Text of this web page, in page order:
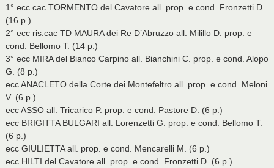
1° ecc cac TORMENTO del Cavatore all. prop. e cond. Fronzetti D.
(16 p.)
2° ecc ris.cac TD MAURA dei Re D’Abruzzo all. Milillo D. prop. e
cond. Bellomo T. (14 p.)
3° ecc MIRA del Bianco Carpino all. Bianchini C. prop. e cond. Alopo
G. (8 p.)
ecc ANACLETO della Corte dei Montefeltro all. prop. e cond. Meloni
V. (6 p.)
ecc ASSO all. Tricarico P. prop. e cond. Pastore D. (6 p.)
ecc BRIGITTA BULGARI all. Lorenzetti G. prop. e cond. Bellomo T.
(6 p.)
ecc GIULIETTA all. prop. e cond. Mencarelli M. (6 p.)
ecc HILTI del Cavatore all. prop. e cond. Fronzetti D. (6 p.)